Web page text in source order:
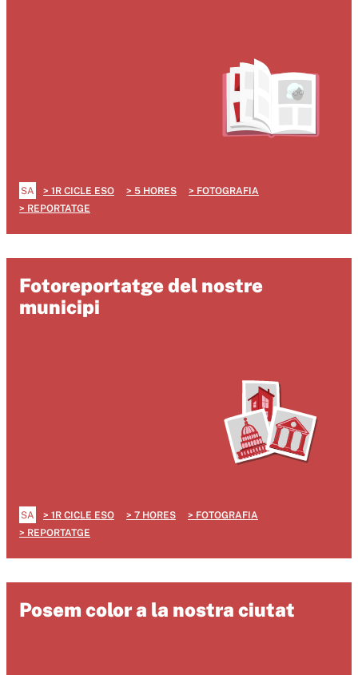
SA 1R CICLE ESO 5 HORES
FOTOGRAFIA
REPORTATGE
Fotoreportatge del nostre
municipi
SA 1R CICLE ESO 7 HORES
FOTOGRAFIA
REPORTATGE
Posem color a la nostra ciutat